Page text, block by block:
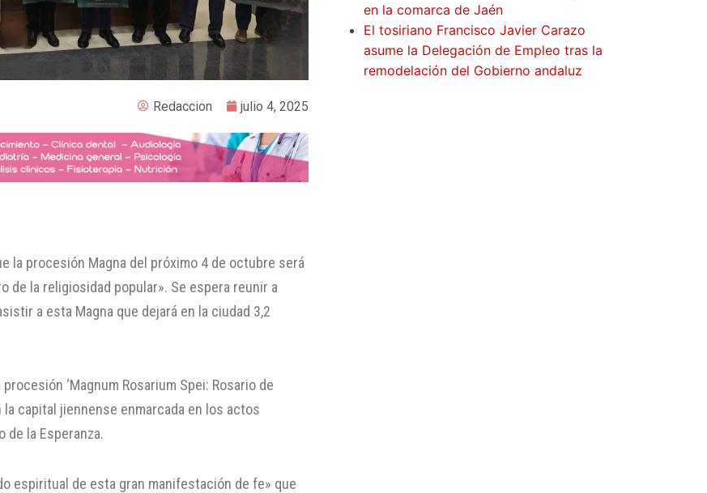
Redaccion julio 4, 2025
la procesión Magna del próximo 4 de octubre será
de la religiosidad popular». Se espera reunir a
a esta Magna que dejará en la ciudad 3,2
‘Magnum Rosarium Spei: Rosario de
la capital jiennense enmarcada en los actos
de la Esperanza.
espiritual de esta gran manifestación de fe» que
en la comarca de Jaén
El tosiriano Francisco Javier Carazo
asume la Delegación de Empleo tras la
remodelación del Gobierno andaluz